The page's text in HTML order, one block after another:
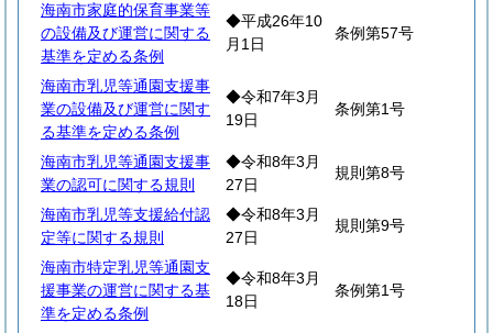
海南市家庭的保育事業等
の設備及び運営に関する
基準を定める条例
◆平成26年10
月1日
条例第57号
海南市乳児等通園支援事
業の設備及び運営に関す
る基準を定める条例
◆令和7年3月
19日
条例第1号
海南市乳児等通園支援事
業の認可に関する規則
◆令和8年3月
27日
規則第8号
海南市乳児等支援給付認
定等に関する規則
◆令和8年3月
27日
規則第9号
海南市特定乳児等通園支
援事業の運営に関する基
準を定める条例
◆令和8年3月
18日
条例第1号